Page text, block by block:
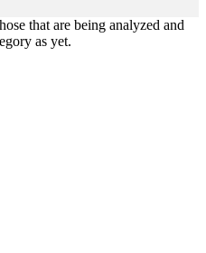
that are being analyzed and
as yet.